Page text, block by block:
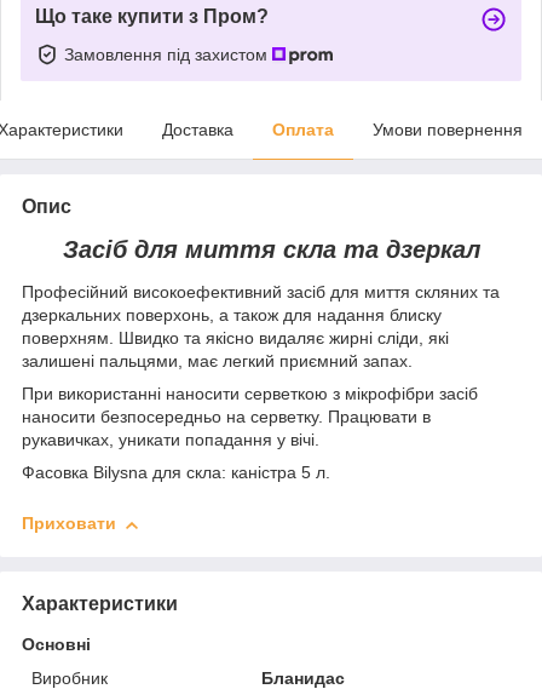
Що таке купити з Пром?
Замовлення під захистом
Доставка Оплата Умови повернення
Опис
Засіб для миття скла та дзеркал
Професійний високоефективний засіб для миття скляних та
дзеркальних поверхонь, а також для надання блиску
поверхням. Швидко та якісно видаляє жирні сліди, які
залишені пальцями, має легкий приємний запах.
При використанні наносити серветкою з мікрофібри засіб
наносити безпосередньо на серветку. Працювати в
рукавичках, уникати попадання у вічі.
Фасовка Bilysna для скла: каністра 5 л.
Приховати
Характеристики
Основні
Виробник
Бланидас